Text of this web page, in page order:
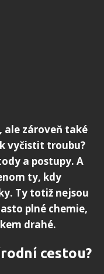
ale zároveň také
vyčistit troubu?
a postupy. A
ty, kdy
Ty totiž nejsou
plné chemie,
drahé.
cestou?